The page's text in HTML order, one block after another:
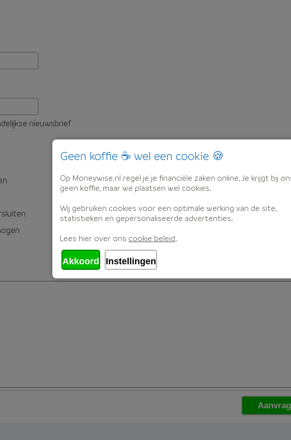
nieuwsbrief
Geen koffie ☕ wel een cookie 🍪
Op Moneywise.nl regel je je financiële zaken online. Je krijgt bij
geen koffie, maar we plaatsen wel cookies.
Wij gebruiken cookies voor een optimale werking van de site,
statistieken en gepersonaliseerde advertenties.
Lees hier over ons cookie beleid.
Akkoord Instellingen